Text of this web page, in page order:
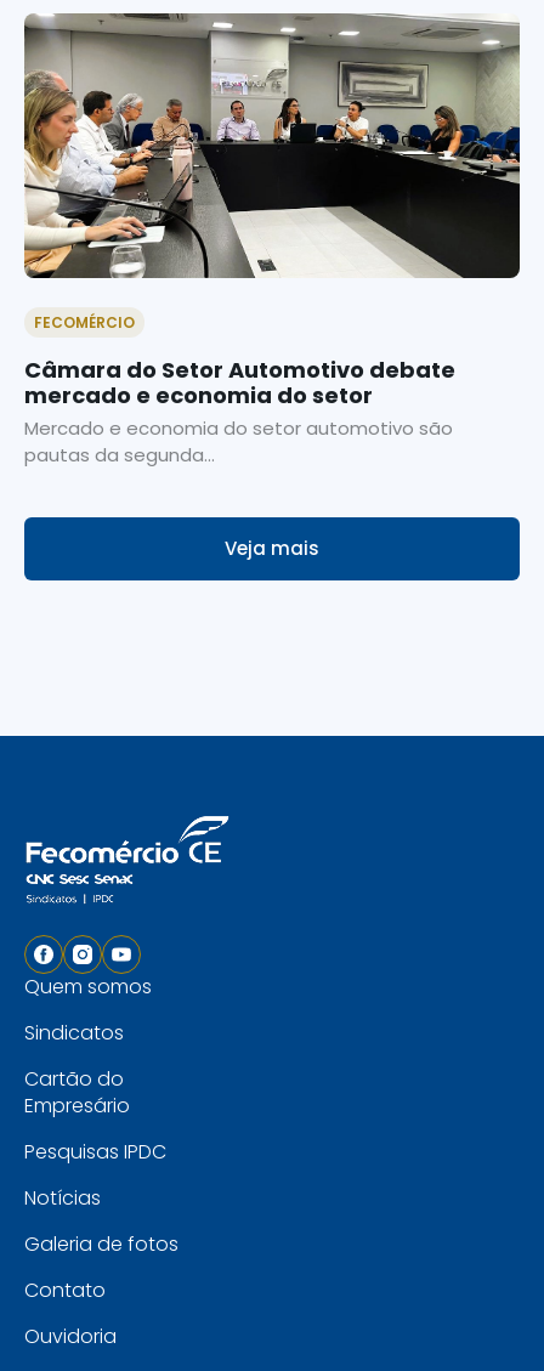
FECOMÉRCIO
Câmara do Setor Automotivo debate
mercado e economia do setor
Mercado e economia do setor automotivo são
pautas da segunda...
Veja mais
Quem somos
Sindicatos
Cartão do
Empresário
Pesquisas IPDC
Notícias
Galeria de fotos
Contato
Ouvidoria